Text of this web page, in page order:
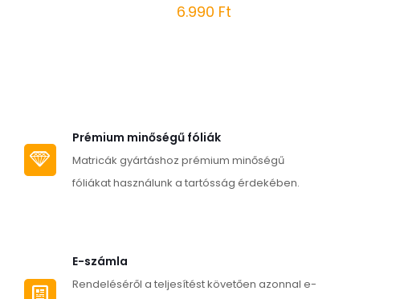
6.990 Ft
variációja
ki
Prémium minőségű fóliák
Matricák gyártáshoz prémium minőségű
fóliákat használunk a tartósság érdekében.
E-számla
Rendeléséről a teljesítést követően azonnal e-